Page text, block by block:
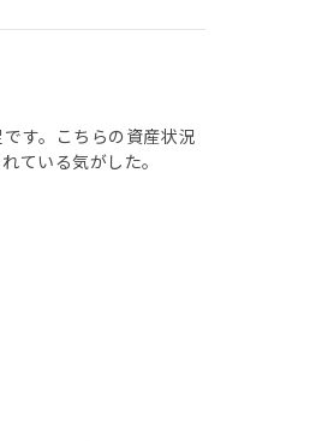
す。こちらの資産状況
ている気がした。